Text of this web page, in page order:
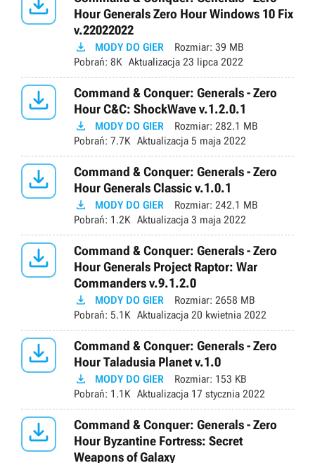
Hour Generals Zero Hour Windows 10 Fix
v.22022022
 MODY DO GIER Rozmiar: 39 MB
Pobrań: 8K Aktualizacja 23 lipca 2022

Command & Conquer: Generals - Zero
Hour C&C: ShockWave v.1.2.0.1
 MODY DO GIER Rozmiar: 282.1 MB
Pobrań: 7.7K Aktualizacja 5 maja 2022

Command & Conquer: Generals - Zero
Hour Generals Classic v.1.0.1
 MODY DO GIER Rozmiar: 242.1 MB
Pobrań: 1.2K Aktualizacja 3 maja 2022

Command & Conquer: Generals - Zero
Hour Generals Project Raptor: War
Commanders v.9.1.2.0
 MODY DO GIER Rozmiar: 2658 MB
Pobrań: 5.1K Aktualizacja 20 kwietnia 2022

Command & Conquer: Generals - Zero
Hour Taladusia Planet v.1.0
 MODY DO GIER Rozmiar: 153 KB
Pobrań: 1.1K Aktualizacja 17 stycznia 2022

Command & Conquer: Generals - Zero
Hour Byzantine Fortress: Secret
Weapons of Galaxy